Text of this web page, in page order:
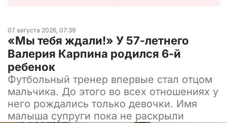
07 августа 2026, 07:39
«Мы тебя ждали!» У 57-летнего
Валерия Карпина родился 6-й
ребенок
Футбольный тренер впервые стал отцом
мальчика. До этого во всех отношениях у
него рождались только девочки. Имя
малыша супруги пока не раскрыли